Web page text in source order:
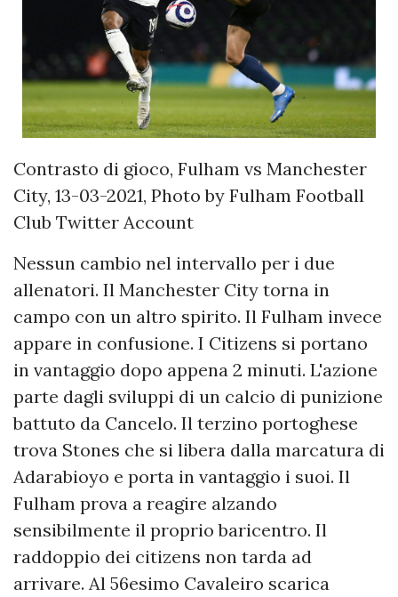
Contrasto di gioco, Fulham vs Manchester
City, 13-03-2021, Photo by Fulham Football
Club Twitter Account
Nessun cambio nel intervallo per i due
allenatori. Il Manchester City torna in
campo con un altro spirito. Il Fulham invece
appare in confusione. I Citizens si portano
in vantaggio dopo appena 2 minuti. L'azione
parte dagli sviluppi di un calcio di punizione
battuto da Cancelo. Il terzino portoghese
trova Stones che si libera dalla marcatura di
Adarabioyo e porta in vantaggio i suoi. Il
Fulham prova a reagire alzando
sensibilmente il proprio baricentro. Il
raddoppio dei citizens non tarda ad
arrivare. Al 56esimo Cavaleiro scarica